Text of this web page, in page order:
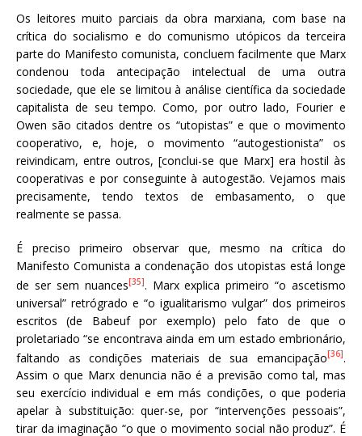
Os leitores muito parciais da obra marxiana, com base na
crítica do socialismo e do comunismo utópicos da terceira
parte do Manifesto comunista, concluem facilmente que Marx
condenou toda antecipação intelectual de uma outra
sociedade, que ele se limitou à análise científica da sociedade
capitalista de seu tempo. Como, por outro lado, Fourier e
Owen são citados dentre os “utopistas” e que o movimento
cooperativo, e, hoje, o movimento “autogestionista” os
reivindicam, entre outros, [conclui-se que Marx] era hostil às
cooperativas e por conseguinte à autogestão. Vejamos mais
precisamente, tendo textos de embasamento, o que
realmente se passa.
É preciso primeiro observar que, mesmo na crítica do
Manifesto Comunista a condenação dos utopistas está longe
de ser sem nuances[35]. Marx explica primeiro “o ascetismo
universal” retrógrado e “o igualitarismo vulgar” dos primeiros
escritos (de Babeuf por exemplo) pelo fato de que o
proletariado “se encontrava ainda em um estado embrionário,
faltando as condições materiais de sua emancipação[36].
Assim o que Marx denuncia não é a previsão como tal, mas
seu exercício individual e em más condições, o que poderia
apelar à substituição: quer-se, por “intervenções pessoais”,
tirar da imaginação “o que o movimento social não produz”. É